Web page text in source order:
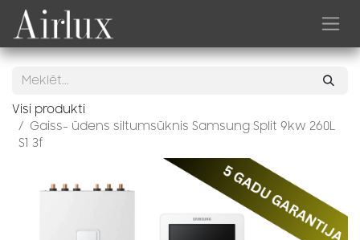
Skip to Content
Visi produkti
Gaiss- ūdens siltumsūknis Samsung Split 9kw 260L
S1 3f